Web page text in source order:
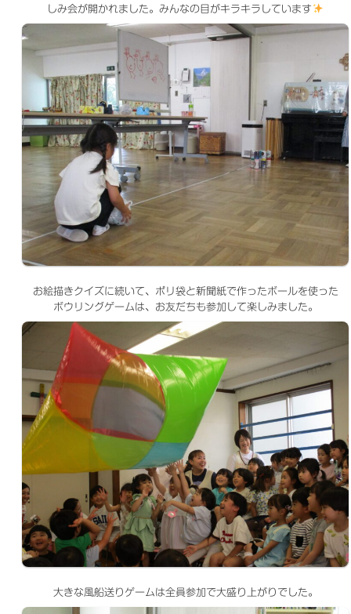
しみ会が開かれました。みんなの目がキラキラしています
お絵描きクイズに続いて、ポリ袋と新聞紙で作ったボールを使った
ボウリングゲームは、お友だちも参加して楽しみました。
大きな風船送りゲームは全員参加で大盛り上がりでした。